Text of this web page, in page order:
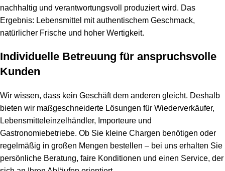
nachhaltig und verantwortungsvoll produziert wird. Das
Ergebnis: Lebensmittel mit authentischem Geschmack,
natürlicher Frische und hoher Wertigkeit.
Individuelle Betreuung für anspruchsvolle
Kunden
Wir wissen, dass kein Geschäft dem anderen gleicht. Deshalb
bieten wir maßgeschneiderte Lösungen für Wiederverkäufer,
Lebensmitteleinzelhändler, Importeure und
Gastronomiebetriebe. Ob Sie kleine Chargen benötigen oder
regelmäßig in großen Mengen bestellen – bei uns erhalten Sie
persönliche Beratung, faire Konditionen und einen Service, der